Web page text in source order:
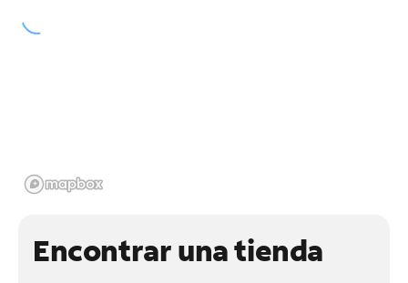
Encontrar una tienda